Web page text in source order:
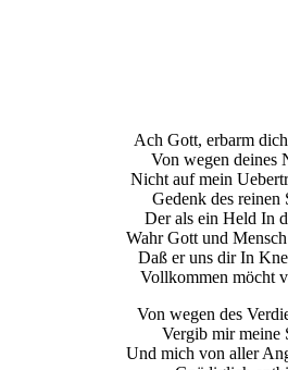
Ach Gott, erbarm
Von wegen deines
Nicht auf mein
Gedenk des reinen
Der als ein Held In
Wahr Gott und
Daß er uns dir In
Vollkommen möcht
Von wegen des
Vergib mir meine
Und mich von aller